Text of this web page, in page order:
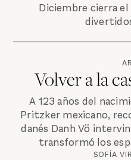
Diciembre cierra el
Volver a la
A 123 años del
Pritzker mexicano,
danés Danh Vö
transformó los
SOFÍA